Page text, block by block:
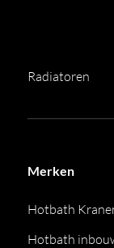
Radiatoren
Merken
Hotbath
Hotbath